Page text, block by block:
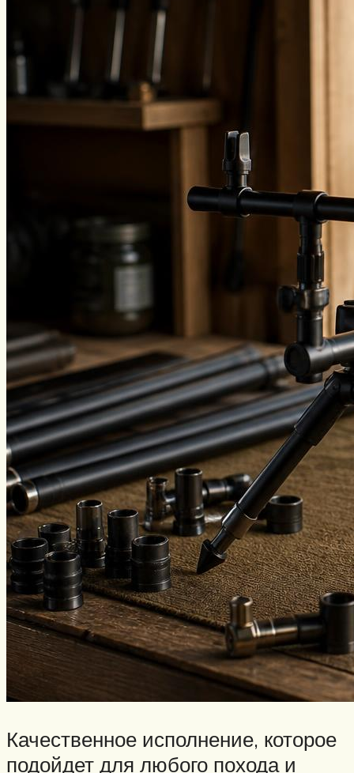
Качественное исполнение, которое
подойдет для любого похода и